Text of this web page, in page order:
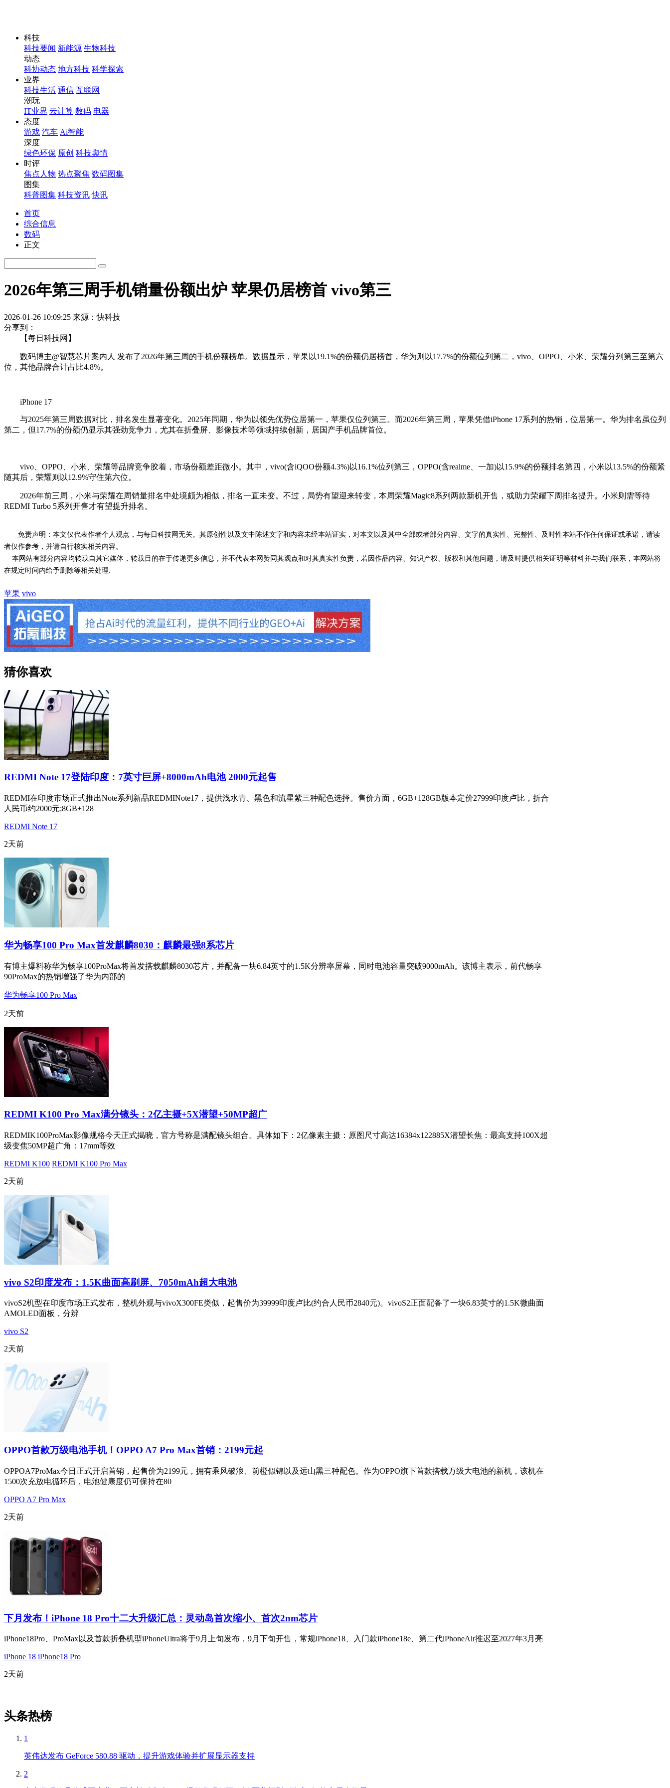
科技
科技要闻 新能源 生物科技
动态
科协动态 地方科技 科学探索
业界
科技生活 通信 互联网
潮玩
IT业界 云计算 数码 电器
态度
游戏 汽车 Ai智能
深度
绿色环保 原创 科技舆情
时评
焦点人物 热点聚焦 数码图集
图集
科普图集 科技资讯 快讯
首页
综合信息
数码
正文
2026年第三周手机销量份额出炉 苹果仍居榜首 vivo第三
2026-01-26 10:09:25 来源：快科技
分享到：
【每日科技网】
数码博主@智慧芯片案内人 发布了2026年第三周的手机份额榜单。数据显示，苹果以19.1%的份额仍居榜首，华为则以17.7%的份额位列第二，vivo、OPPO、小米、荣耀分列第三至第六
位，其他品牌合计占比4.8%。
iPhone 17
与2025年第三周数据对比，排名发生显著变化。2025年同期，华为以领先优势位居第一，苹果仅位列第三。而2026年第三周，苹果凭借iPhone 17系列的热销，位居第一。华为排名虽位列
第二，但17.7%的份额仍显示其强劲竞争力，尤其在折叠屏、影像技术等领域持续创新，居国产手机品牌首位。
vivo、OPPO、小米、荣耀等品牌竞争胶着，市场份额差距微小。其中，vivo(含iQOO份额4.3%)以16.1%位列第三，OPPO(含realme、一加)以15.9%的份额排名第四，小米以13.5%的份额紧
随其后，荣耀则以12.9%守住第六位。
2026年前三周，小米与荣耀在周销量排名中处境颇为相似，排名一直未变。不过，局势有望迎来转变，本周荣耀Magic8系列两款新机开售，或助力荣耀下周排名提升。小米则需等待
REDMI Turbo 5系列开售才有望提升排名。
免责声明：本文仅代表作者个人观点，与每日科技网无关。其原创性以及文中陈述文字和内容未经本站证实，对本文以及其中全部或者部分内容、文字的真实性、完整性、及时性本站不作任何保证或承诺，请读
者仅作参考，并请自行核实相关内容。
本网站有部分内容均转载自其它媒体，转载目的在于传递更多信息，并不代表本网赞同其观点和对其真实性负责，若因作品内容、知识产权、版权和其他问题，请及时提供相关证明等材料并与我们联系，本网站将
在规定时间内给予删除等相关处理.
苹果 vivo
猜你喜欢
REDMI Note 17登陆印度：7英寸巨屏+8000mAh电池 2000元起售
REDMI在印度市场正式推出Note系列新品REDMINote17，提供浅水青、黑色和流星紫三种配色选择。售价方面，6GB+128GB版本定价27999印度卢比，折合
人民币约2000元;8GB+128
REDMI Note 17
2天前
华为畅享100 Pro Max首发麒麟8030：麒麟最强8系芯片
有博主爆料称华为畅享100ProMax将首发搭载麒麟8030芯片，并配备一块6.84英寸的1.5K分辨率屏幕，同时电池容量突破9000mAh。该博主表示，前代畅享
90ProMax的热销增强了华为内部的
华为畅享100 Pro Max
2天前
REDMI K100 Pro Max满分镜头：2亿主摄+5X潜望+50MP超广
REDMIK100ProMax影像规格今天正式揭晓，官方号称是满配镜头组合。具体如下：2亿像素主摄：原图尺寸高达16384x122885X潜望长焦：最高支持100X超
级变焦50MP超广角：17mm等效
REDMI K100 REDMI K100 Pro Max
2天前
vivo S2印度发布：1.5K曲面高刷屏、7050mAh超大电池
vivoS2机型在印度市场正式发布，整机外观与vivoX300FE类似，起售价为39999印度卢比(约合人民币2840元)。vivoS2正面配备了一块6.83英寸的1.5K微曲面
AMOLED面板，分辨
vivo S2
2天前
OPPO首款万级电池手机！OPPO A7 Pro Max首销：2199元起
OPPOA7ProMax今日正式开启首销，起售价为2199元，拥有乘风破浪、前橙似锦以及远山黑三种配色。作为OPPO旗下首款搭载万级大电池的新机，该机在
1500次充放电循环后，电池健康度仍可保持在80
OPPO A7 Pro Max
2天前
下月发布！iPhone 18 Pro十二大升级汇总：灵动岛首次缩小、首次2nm芯片
iPhone18Pro、ProMax以及首款折叠机型iPhoneUltra将于9月上旬发布，9月下旬开售，常规iPhone18、入门款iPhone18e、第二代iPhoneAir推迟至2027年3月亮
iPhone 18 iPhone18 Pro
2天前
头条热榜
1
英伟达发布 GeForce 580.88 驱动，提升游戏体验并扩展显示器支持
2